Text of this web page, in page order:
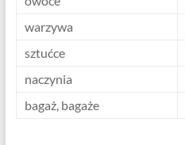
warzywa
sztućce
naczynia
bagaż, bagaże